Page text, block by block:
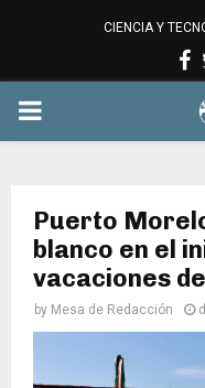
CIENCIA Y
PRIMARY
Puerto
blanco en el
vacaciones
by Mesa de Redacción